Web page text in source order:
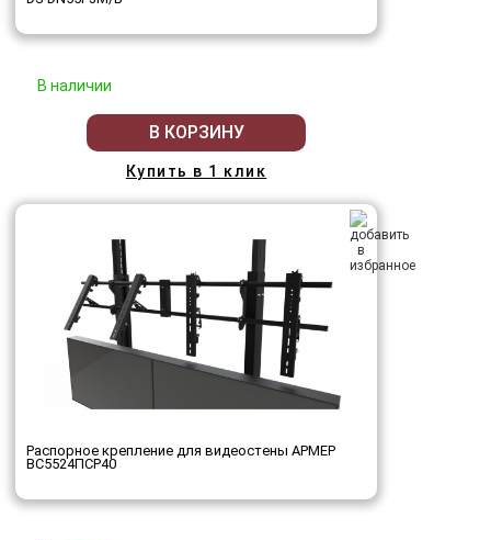
В наличии
В КОРЗИНУ
Купить в 1 клик
Распорное крепление для видеостены АРМЕР
ВС5524ПСР40